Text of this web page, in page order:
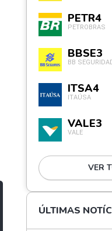
PETR4
PETROBRAS
BBSE3
BB
ITSA4
ITAÚSA
VALE3
VALE
VER
ÚLTIMAS